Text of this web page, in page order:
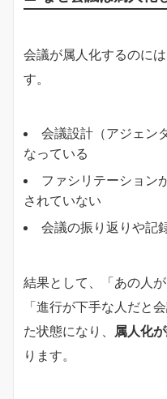
会議が属人化するのに
す。
会議設計（アジェン
なっている
ファシリテーション
されていない
会議の振り返りや記
結果として、「あの人
「進行が下手な人だと
た状態になり、 属人化
ります。